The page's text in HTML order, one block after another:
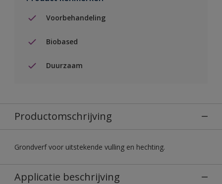
Voorbehandeling
Biobased
Duurzaam
Productomschrijving
Grondverf voor uitstekende vulling en hechting.
Applicatie beschrijving